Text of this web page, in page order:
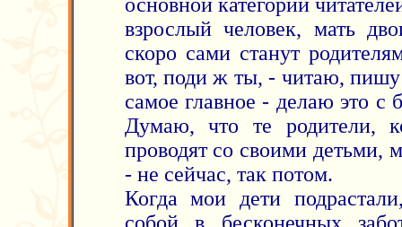
взрослый человек, мать
скоро сами станут
вот, поди ж ты, - читаю,
самое главное - делаю это с
Думаю, что те родители,
проводят со своими детьми,
- не сейчас, так потом.
Когда мои дети